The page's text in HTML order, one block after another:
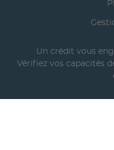
Un crédit vous
Vérifiez vos capacités